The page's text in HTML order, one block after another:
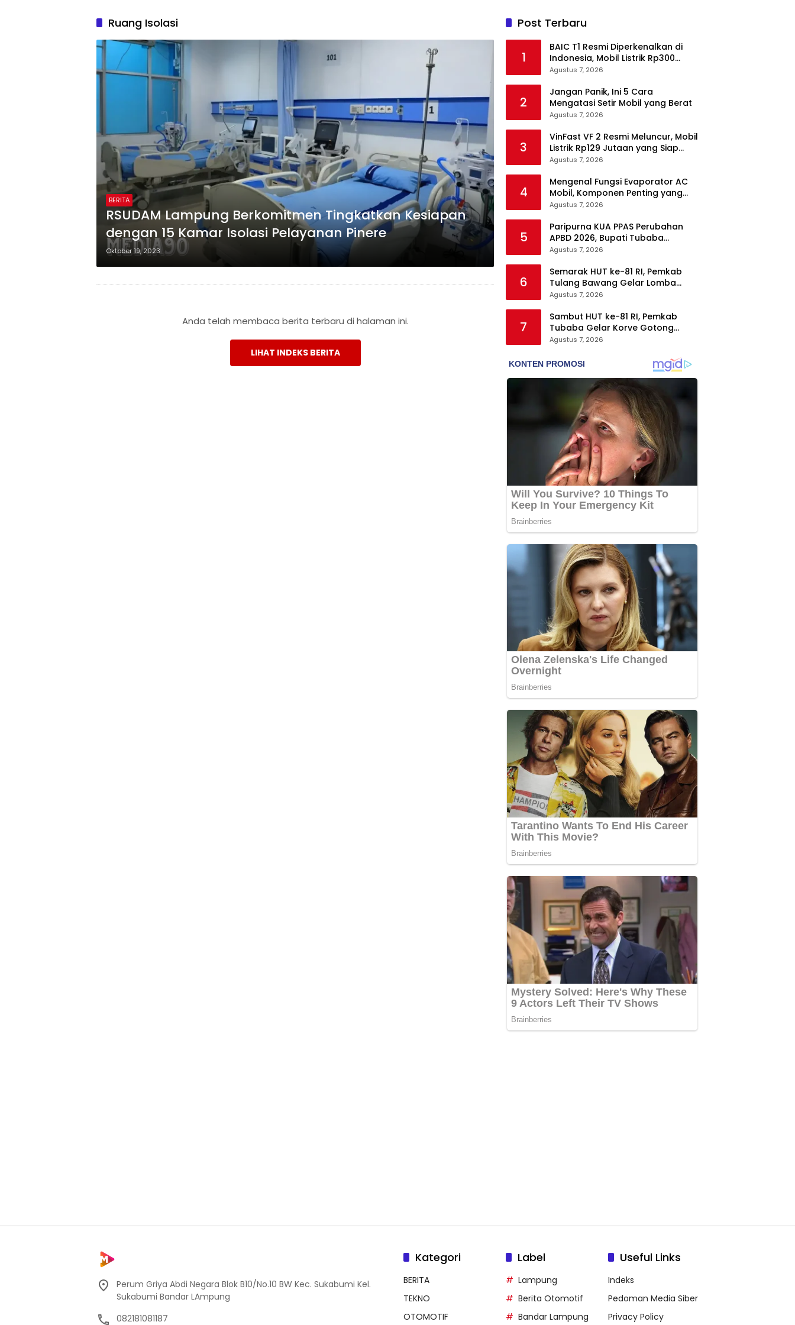
Ruang Isolasi
BERITA
RSUDAM Lampung Berkomitmen Tingkatkan Kesiapan
dengan 15 Kamar Isolasi Pelayanan Pinere
Oktober 19, 2023
Anda telah membaca berita terbaru di halaman ini.
LIHAT INDEKS BERITA
Post Terbaru
1
BAIC T1 Resmi Diperkenalkan di
Indonesia, Mobil Listrik Rp300
Jutaan Siap Ramaikan Pasar EV
Agustus 7, 2026
2
Jangan Panik, Ini 5 Cara
Mengatasi Setir Mobil yang Berat
Agustus 7, 2026
3
VinFast VF 2 Resmi Meluncur, Mobil
Listrik Rp129 Jutaan yang Siap
Jadi Alternatif Pengganti Motor
Agustus 7, 2026
4
Mengenal Fungsi Evaporator AC
Mobil, Komponen Penting yang
Sering Terlupakan
Agustus 7, 2026
5
Paripurna KUA PPAS Perubahan
APBD 2026, Bupati Tubaba
Targetkan Pendapatan Daerah
Agustus 7, 2026
6
Semarak HUT ke-81 RI, Pemkab
Tulang Bawang Gelar Lomba
Senam Udang Manis
Agustus 7, 2026
7
Sambut HUT ke-81 RI, Pemkab
Tubaba Gelar Korve Gotong
Royong dan Bersih-Bersih
Agustus 7, 2026
Perum Griya Abdi Negara Blok B10/No.10 BW Kec. Sukabumi Kel.
Sukabumi Bandar LAmpung
082181081187
Kategori
BERITA
TEKNO
OTOMOTIF
Label
Lampung
Berita Otomotif
Bandar Lampung
Useful Links
Indeks
Pedoman Media Siber
Privacy Policy